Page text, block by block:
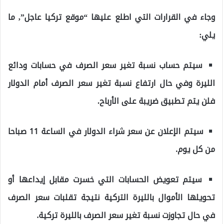
وجاء في القرارات التي اطلع عليها “موقع تركيا عاجل”, ما
يلي:
سيتم حساب نسبة تغير سعر الصرف في حسابات ودائع
الليرة وفي حال ارتفاع نسبة تغير سعر الصرف أمام الدولار
فلن يتم تطبيق ضريبة على الأرباح.
سيتم الإعلان عن سعر شراء الدولار في الساعة 11 صباحا
من كل يوم.
سيتم تعويض الحسابات التي خسرت مقابل إيداعها أو
تحويلها الأموال بالليرة التركية نتيجة تقلبات سعر الصرف
في حال تجاوزت نسبة تغير سعر الصرف بالليرة تركية.